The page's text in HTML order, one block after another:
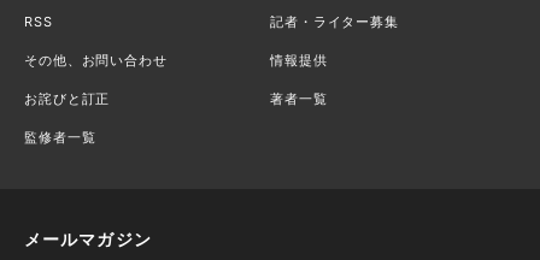
RSS 記者・ライター募集
その他、お問い合わせ 情報提供
お詫びと訂正 著者一覧
監修者一覧
メールマガジン